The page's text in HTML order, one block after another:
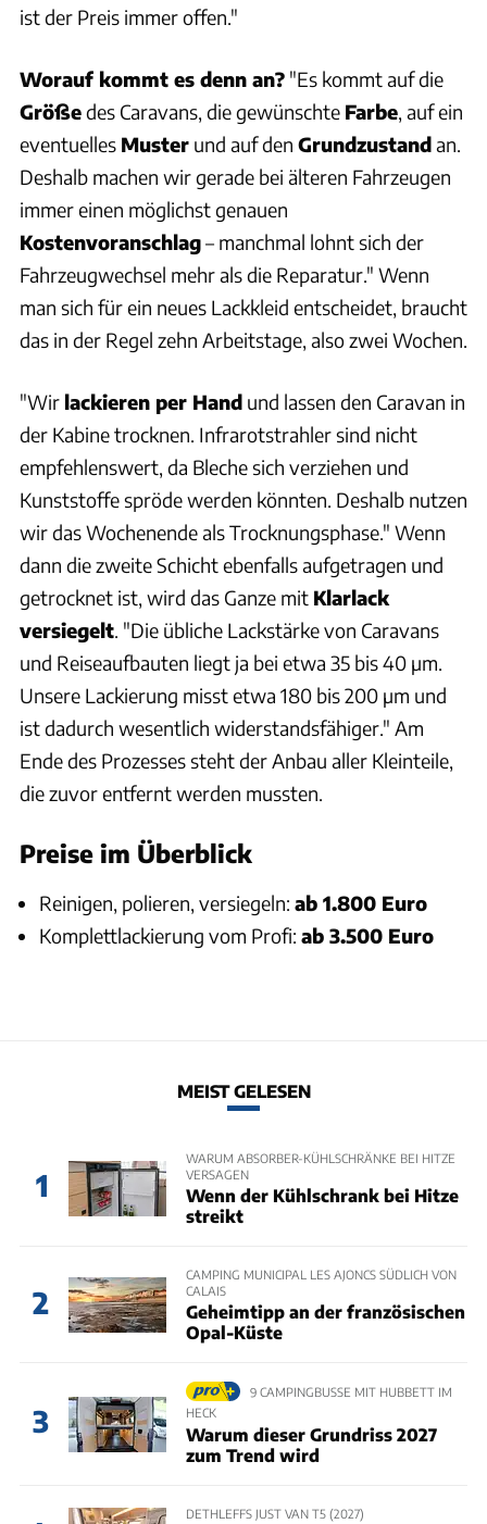
ist der Preis immer offen."
Worauf kommt es denn an? "Es kommt auf die
Größedes Caravans, die gewünschte Farbe, auf ein
eventuelles Muster und auf den Grundzustandan.
Deshalb machen wir gerade bei älteren Fahrzeugen
immer einen möglichst genauen
Kostenvoranschlag– manchmal lohnt sich der
Fahrzeugwechsel mehr als die Reparatur." Wenn
man sich für ein neues Lackkleid entscheidet, braucht
das in der Regel zehn Arbeitstage, also zwei Wochen.
"Wir lackieren per Hand und lassen den Caravan in
der Kabine trocknen. Infrarotstrahler sind nicht
empfehlenswert, da Bleche sich verziehen und
Kunststoffe spröde werden könnten. Deshalb nutzen
wir das Wochenende als Trocknungsphase." Wenn
dann die zweite Schicht ebenfalls aufgetragen und
getrocknet ist, wird das Ganze mit Klarlack
versiegelt. "Die übliche Lackstärke von Caravans
und Reiseaufbauten liegt ja bei etwa 35 bis 40 µm.
Unsere Lackierung misst etwa 180 bis 200 µm und
ist dadurch wesentlich widerstandsfähiger." Am
Ende des Prozesses steht der Anbau aller Kleinteile,
die zuvor entfernt werden mussten.
Preise im Überblick
Reinigen, polieren, versiegeln: ab 1.800 Euro
Komplettlackierung vom Profi: ab 3.500 Euro
MEIST GELESEN
1
WARUM ABSORBER-KÜHLSCHRÄNKE BEI HITZE
VERSAGEN
Wenn der Kühlschrank bei Hitze
streikt
2
CAMPING MUNICIPAL LES AJONCS SÜDLICH VON
CALAIS
Geheimtipp an der französischen
Opal-Küste
3
9 CAMPINGBUSSE MIT HUBBETT IM
HECK
Warum dieser Grundriss 2027
zum Trend wird
DETHLEFFS JUST VAN T5 (2027)